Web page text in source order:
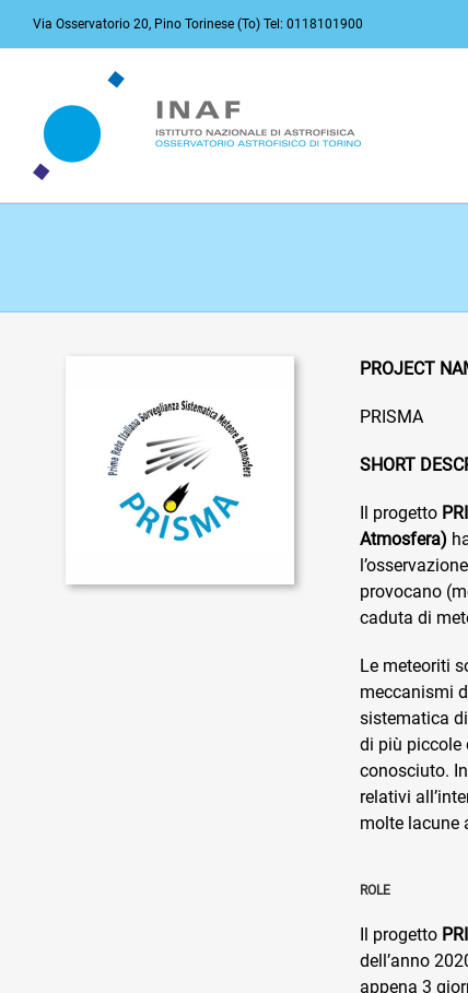
Via Osservatorio 20, Pino Torinese (To) Tel: 0118101900
PROJECT
PRISMA
SHORT
Il progetto
Atmosfera)
provocano
caduta di
Le meteoriti
meccanismi
sistematica
di più piccole
conosciuto.
relativi
molte lacune
ROLE
Il progetto
dell’anno
appena 3